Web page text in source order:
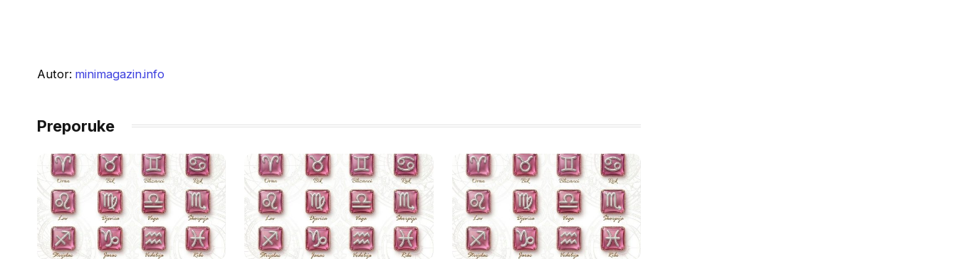
Autor: minimagazin.info
Preporuke